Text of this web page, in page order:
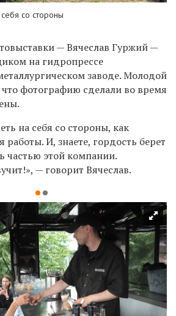
со стороны
— Вячеслав Гуржий —
на гидропрессе
заводе. Молодой
что фотографию сделали во время
на себя со стороны, как
И, знаете, гордость берет
частью этой компании.
— говорит Вячеслав.